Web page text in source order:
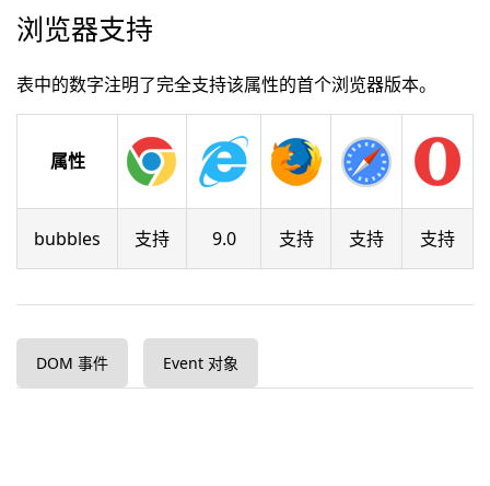
浏览器支持
表中的数字注明了完全支持该属性的首个浏览器版本。
属性
bubbles 支持 9.0 支持 支持 支持
DOM 事件 Event 对象